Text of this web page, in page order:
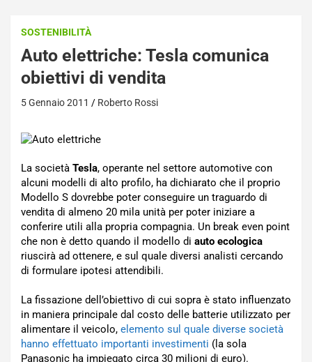
SOSTENIBILITÀ
Auto elettriche: Tesla comunica
obiettivi di vendita
5 Gennaio 2011 Roberto Rossi
La società Tesla, operante nel settore automotive con
alcuni modelli di alto profilo, ha dichiarato che il proprio
Modello S dovrebbe poter conseguire un traguardo di
vendita di almeno 20 mila unità per poter iniziare a
conferire utili alla propria compagnia. Un break even point
che non è detto quando il modello di auto ecologica
riuscirà ad ottenere, e sul quale diversi analisti cercando
di formulare ipotesi attendibili.
La fissazione dell’obiettivo di cui sopra è stato influenzato
in maniera principale dal costo delle batterie utilizzato per
alimentare il veicolo, elemento sul quale diverse società
hanno effettuato importanti investimenti (la sola
Panasonic ha impiegato circa 30 milioni di euro).